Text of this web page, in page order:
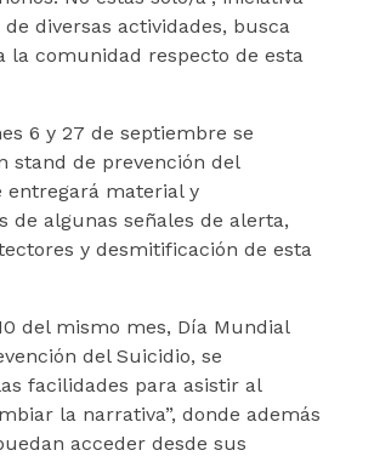
diversas actividades, busca
la comunidad respecto de esta
6 y 27 de septiembre se
stand de prevención del
entregará material y
de algunas señales de alerta,
y desmitificación de esta
del mismo mes, Día Mundial
del Suicidio, se
facilidades para asistir al
la narrativa”, donde además
acceder desde sus